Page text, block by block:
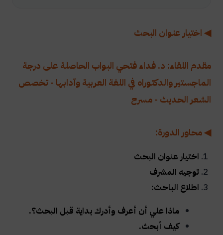
◀ اختيار عنوان البحث
مقدم اللقاء: د. فداء فتحي البواب الحاصلة على درجة
الماجستير والدكتوراه في اللغة العربية وآدابها - تخصص
الشعر الحديث - مسرح
◀ محاور الدورة:
اختيار عنوان البحث
توجيه المشرف
اطلاع الباحث:
ماذا علي أن أعرف وأدرك بداية قبل البحث؟.
كيف أبحث.